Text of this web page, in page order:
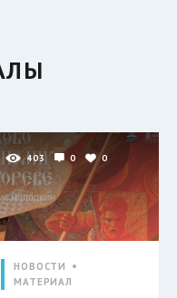
403 0 0
НОВОСТИ
МАТЕРИАЛ